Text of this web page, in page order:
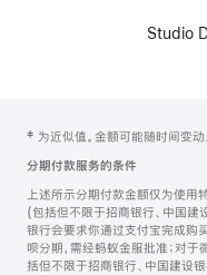
Studio
页
脚
注
‡ 为近似值。金额可能随时间变动
分期付款服务的条件
上述所示分期付款金额仅为使用
(包括但不限于招商银行、中国建
银行会要求你通过支付宝完成购
呗分期，需经蚂蚁金服批准；对
括但不限于招商银行、中国建设